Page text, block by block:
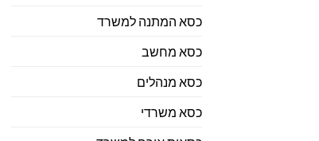
כסא המתנה למשרד
כסא מחשב
כסא מנהלים
כסא משרדי